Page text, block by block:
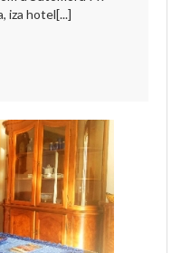
iza hotel[...]